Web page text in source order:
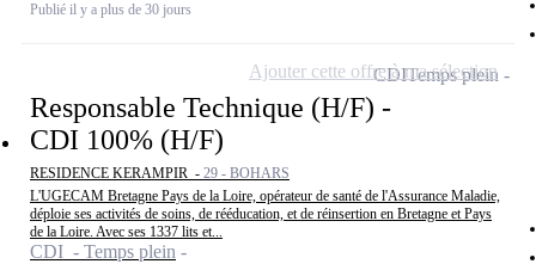
Publié il y a plus de 30 jours
Responsable Technique (H/F) -
CDI 100% (H/F)
RESIDENCE KERAMPIR - 29 - BOHARS
L'UGECAM Bretagne Pays de la Loire, opérateur de santé de l'Assurance Maladie,
déploie ses activités de soins, de rééducation, et de réinsertion en Bretagne et Pays
de la Loire. Avec ses 1337 lits et...
CDI - Temps plein
CDITemps plein
Ajouter cette offre à ma sélection